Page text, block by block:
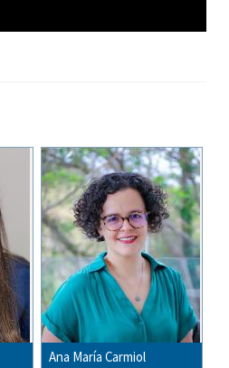
Ana María Carmiol